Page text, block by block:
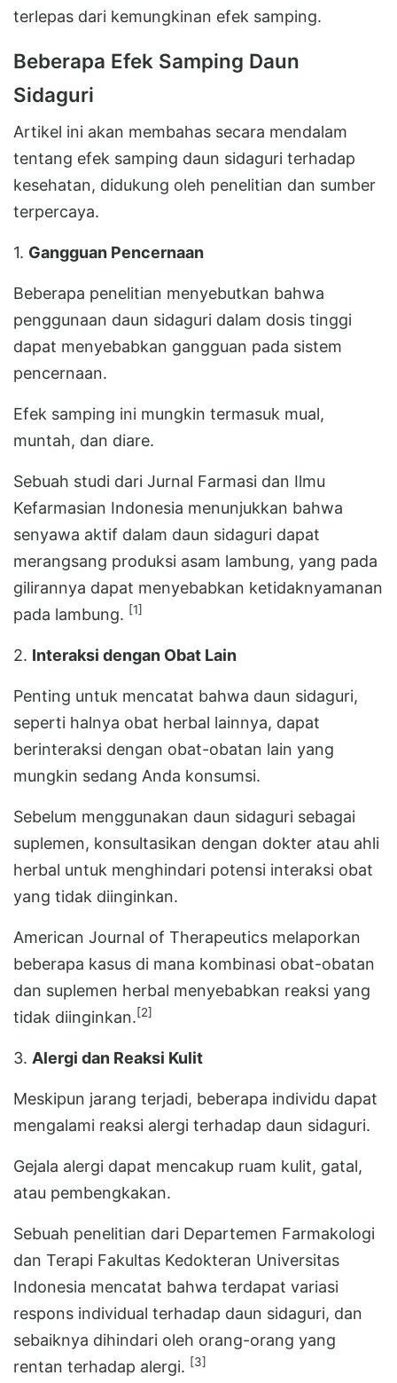
terlepas dari kemungkinan efek samping.
Beberapa Efek Samping Daun
Sidaguri
Artikel ini akan membahas secara mendalam
tentang efek samping daun sidaguri terhadap
kesehatan, didukung oleh penelitian dan sumber
terpercaya.
1. Gangguan Pencernaan
Beberapa penelitian menyebutkan bahwa
penggunaan daun sidaguri dalam dosis tinggi
dapat menyebabkan gangguan pada sistem
pencernaan.
Efek samping ini mungkin termasuk mual,
muntah, dan diare.
Sebuah studi dari Jurnal Farmasi dan Ilmu
Kefarmasian Indonesia menunjukkan bahwa
senyawa aktif dalam daun sidaguri dapat
merangsang produksi asam lambung, yang pada
gilirannya dapat menyebabkan ketidaknyamanan
pada lambung. [1]
2. Interaksi dengan Obat Lain
Penting untuk mencatat bahwa daun sidaguri,
seperti halnya obat herbal lainnya, dapat
berinteraksi dengan obat-obatan lain yang
mungkin sedang Anda konsumsi.
Sebelum menggunakan daun sidaguri sebagai
suplemen, konsultasikan dengan dokter atau ahli
herbal untuk menghindari potensi interaksi obat
yang tidak diinginkan.
American Journal of Therapeutics melaporkan
beberapa kasus di mana kombinasi obat-obatan
dan suplemen herbal menyebabkan reaksi yang
tidak diinginkan.[2]
3. Alergi dan Reaksi Kulit
Meskipun jarang terjadi, beberapa individu dapat
mengalami reaksi alergi terhadap daun sidaguri.
Gejala alergi dapat mencakup ruam kulit, gatal,
atau pembengkakan.
Sebuah penelitian dari Departemen Farmakologi
dan Terapi Fakultas Kedokteran Universitas
Indonesia mencatat bahwa terdapat variasi
respons individual terhadap daun sidaguri, dan
sebaiknya dihindari oleh orang-orang yang
rentan terhadap alergi. [3]